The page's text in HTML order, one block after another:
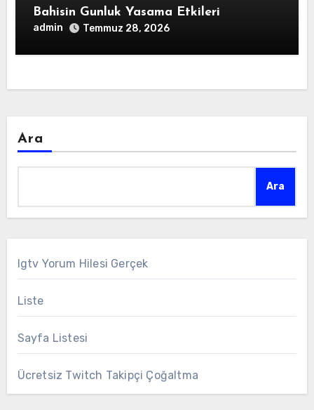
Bahisin Gunluk Yasama Etkileri
admin Temmuz 28, 2026
Ara
Ara
Igtv Yorum Hilesi Gerçek
Liste
Sayfa Listesi
Ücretsiz Twitch Takipçi Çoğaltma